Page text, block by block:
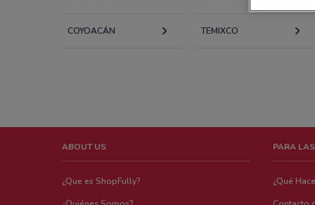
COYOACÁN TEMIXCO
ABOUT US
¿Que es ShopFully?
PARA
¿Qué